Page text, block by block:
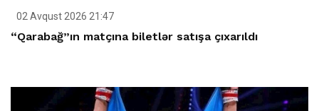
02 Avqust 2026 21:47
“Qarabağ”ın matçına biletlər satışa çıxarıldı